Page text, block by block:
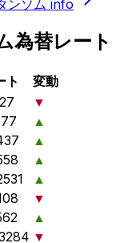
ンソム info
為替レート
ト
変動
▼
▲
▲
▲
▲
▼
▲
▼